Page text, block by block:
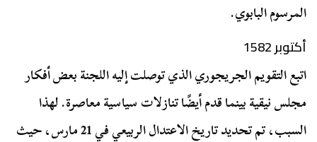
المرسوم البابوي.
أكتوبر 1582
اتبع التقويم الجريجوري الذي توصلت إليه اللجنة بعض أفكار
مجلس نيقية بينما قدم أيضًا تنازلات سياسية معاصرة. لهذا
السبب، تم تحديد تاريخ الاعتدال الربيعي في 21 مارس، حيث